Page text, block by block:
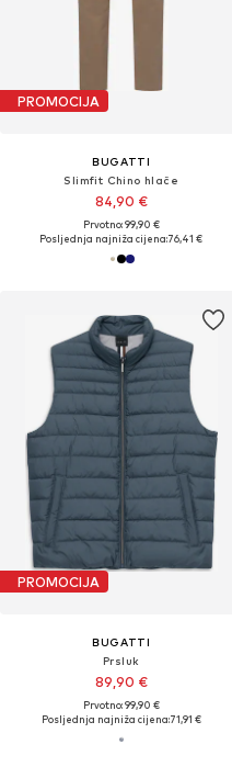
PROMOCIJA
BUGATTI
Slimfit Chino hlače
84,90 €
Prvotno: 99,90 €
Posljednja najniža cijena:76,41 €
PROMOCIJA
BUGATTI
Prsluk
89,90 €
Prvotno: 99,90 €
Posljednja najniža cijena:71,91 €